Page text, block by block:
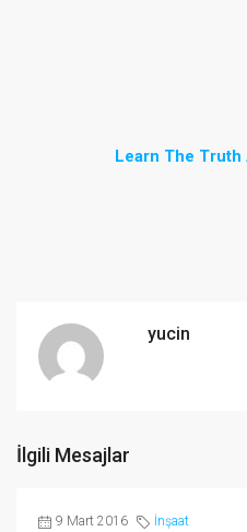
Learn The Truth
yucin
İlgili Mesajlar
9 Mart 2016 İnşaat